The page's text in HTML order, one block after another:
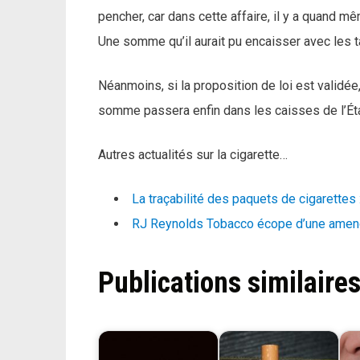
pencher, car dans cette affaire, il y a quand
Une somme qu’il aurait pu encaisser avec
Néanmoins, si la proposition de loi est
somme passera enfin dans les caisses de
Autres actualités sur la cigarette…
La traçabilité des paquets de cigarettes
RJ Reynolds Tobacco écope d’une
Publications